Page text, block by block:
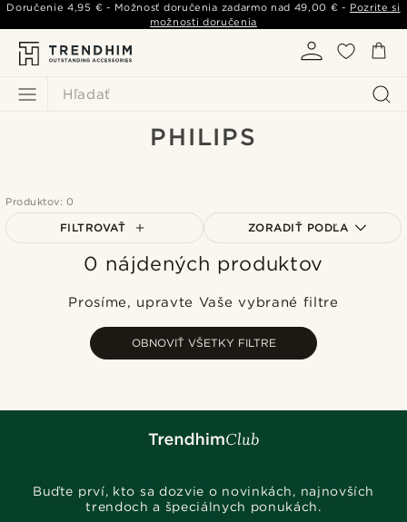
Hľadať
Doručenie4,95 € - Možnosť doručenia zadarmo nad 49,00 € - Pozrite si
možnosti doručenia
PHILIPS
Produktov: 0
FILTROVAŤ ZORADIŤ PODĽA
Najpopulárnejšie
Najlacnejšie
Najdrahšie
0 nájdených produktov
Prosíme, upravte Vaše vybrané filtre
OBNOVIŤ VŠETKY FILTRE
Buďte prví, kto sa dozvie o novinkách, najnovších
trendoch a špeciálnych ponukách.